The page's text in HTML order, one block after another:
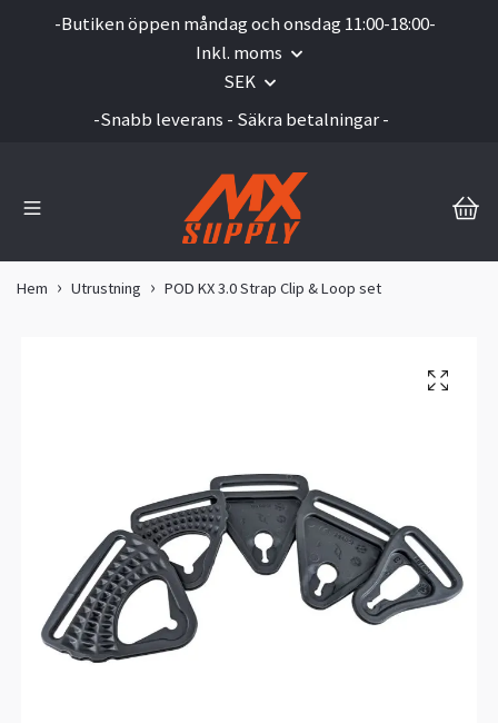
-Butiken öppen måndag och onsdag 11:00-18:00-
Inkl. moms
SEK
-Snabb leverans - Säkra betalningar -
Hem Utrustning POD KX 3.0 Strap Clip & Loop set